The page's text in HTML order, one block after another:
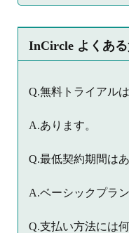
InCircle よくある
Q.無料トライアル
A.あります。
Q.最低契約期間は
A.ベーシックプラ
Q.支払い方法には